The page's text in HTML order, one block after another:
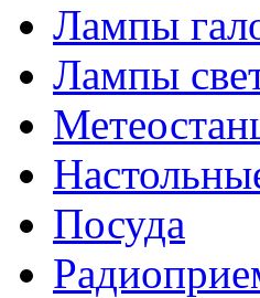
Лампы
Лампы
Посуда